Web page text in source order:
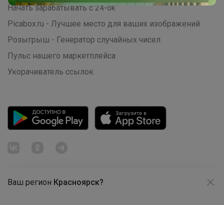
Ваш регион Красноярск?
Начать зарабатывать с 24-ok
Picabox.ru - Лучшее место для ваших изображений
Розыгрыш - Генератор случайных чисел
Пульс нашего маркетплейса
Укорачиватель ссылок
Продолжая использовать этот сайт и нажимая кнопку